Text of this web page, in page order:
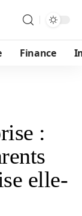
Finance
:
elle-